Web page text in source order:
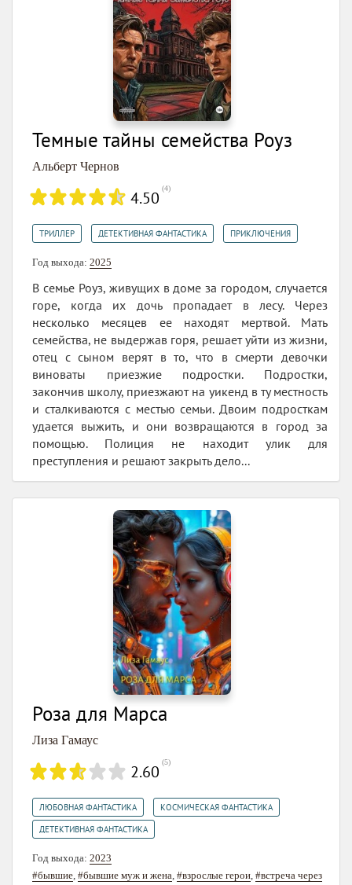
Темные тайны семейства Роуз
Альберт Чернов
4.50 (4)
ТРИЛЛЕР ДЕТЕКТИВНАЯ ФАНТАСТИКА ПРИКЛЮЧЕНИЯ
Год выхода: 2025
В семье Роуз, живущих в доме за городом, случается
горе, когда их дочь пропадает в лесу. Через
несколько месяцев ее находят мертвой. Мать
семейства, не выдержав горя, решает уйти из жизни,
отец с сыном верят в то, что в смерти девочки
виноваты приезжие подростки. Подростки,
закончив школу, приезжают на уикенд в ту местность
и сталкиваются с местью семьи. Двоим подросткам
удается выжить, и они возвращаются в город за
помощью. Полиция не находит улик для
преступления и решают закрыть дело...
Роза для Марса
Лиза Гамаус
2.60 (5)
ЛЮБОВНАЯ ФАНТАСТИКА КОСМИЧЕСКАЯ ФАНТАСТИКА
ДЕТЕКТИВНАЯ ФАНТАСТИКА
Год выхода: 2023
#бывшие, #бывшие муж и жена, #взрослые герои, #встреча через